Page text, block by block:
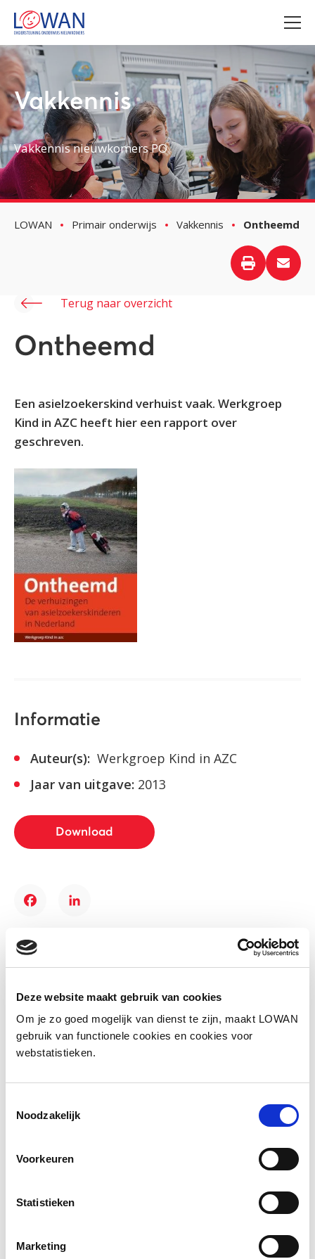
Deze website maakt gebruik van cookies
Om je zo goed mogelijk van dienst te zijn, maakt LOWAN
gebruik van functionele cookies en cookies voor
webstatistieken.
Noodzakelijk
Voorkeuren
Statistieken
Marketing
Vakkennis
Vakkennis nieuwkomers PO
LOWAN Primair onderwijs Vakkennis Ontheemd
Terug naar overzicht
Ontheemd
Een asielzoekerskind verhuist vaak. Werkgroep
Kind in AZC heeft hier een rapport over
geschreven.
Informatie
Auteur(s): Werkgroep Kind in AZC
Jaar van uitgave: 2013
Download
FacebookLinkedIn
Andere bezoekers bekeken ook
Gerelateerde vakkennis
Anders kijken. Interculturele communicatie